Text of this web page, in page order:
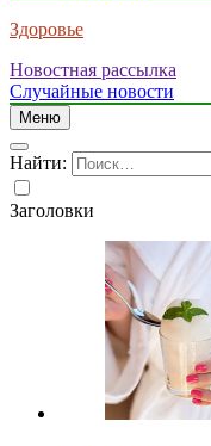
Здоровье
Новостная рассылка
Случайные новости
Меню
Найти:
Заголовки